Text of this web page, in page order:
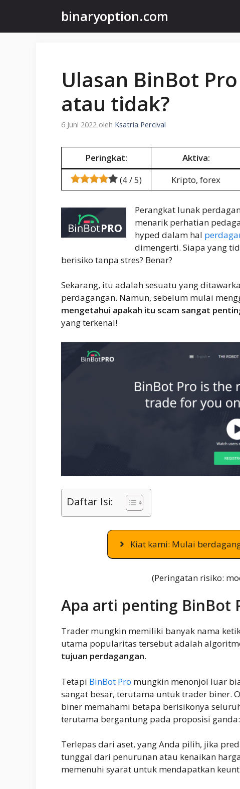
isi
binaryoption.com
Ulasan BinBot
atau tidak?
6 Juni 2022 oleh Ksatria Percival
Peringkat: Aktiva:
(4 / 5)
Kripto, forex
Perangkat lunak
menarik perhatian
hyped dalam hal
dimengerti. Siapa yang
berisiko tanpa stres? Benar?
Sekarang, itu adalah sesuatu yang
perdagangan. Namun, sebelum mulai
mengetahui apakah itu scam sangat
yang terkenal!
Daftar Isi:
Kiat kami: Mulai
(Peringatan risiko:
Apa arti penting BinBot
Trader mungkin memiliki banyak nama
utama popularitas tersebut adalah
tujuan perdagangan.
Tetapi BinBot Pro mungkin menonjol luar
sangat besar, terutama untuk trader biner.
biner memahami betapa berisikonya
terutama bergantung pada proposisi ganda:
Terlepas dari aset, yang Anda pilih, jika
tunggal dari penurunan atau kenaikan
memenuhi syarat untuk mendapatkan